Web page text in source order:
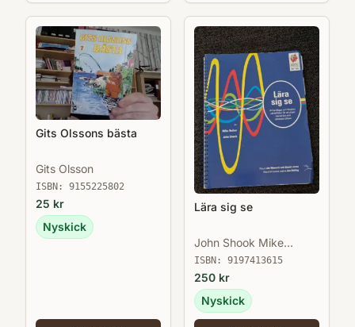
Gits Olssons bästa
Gits Olsson
ISBN: 9155225802
25 kr
Nyskick
Lära sig se
John Shook Mike
Rother
ISBN: 9197413615
250 kr
Nyskick